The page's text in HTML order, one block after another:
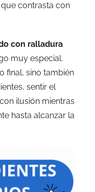
contrasta con
con ralladura
muy especial.
final, sino también
sentir el
ilusión mientras
hasta alcanzar la